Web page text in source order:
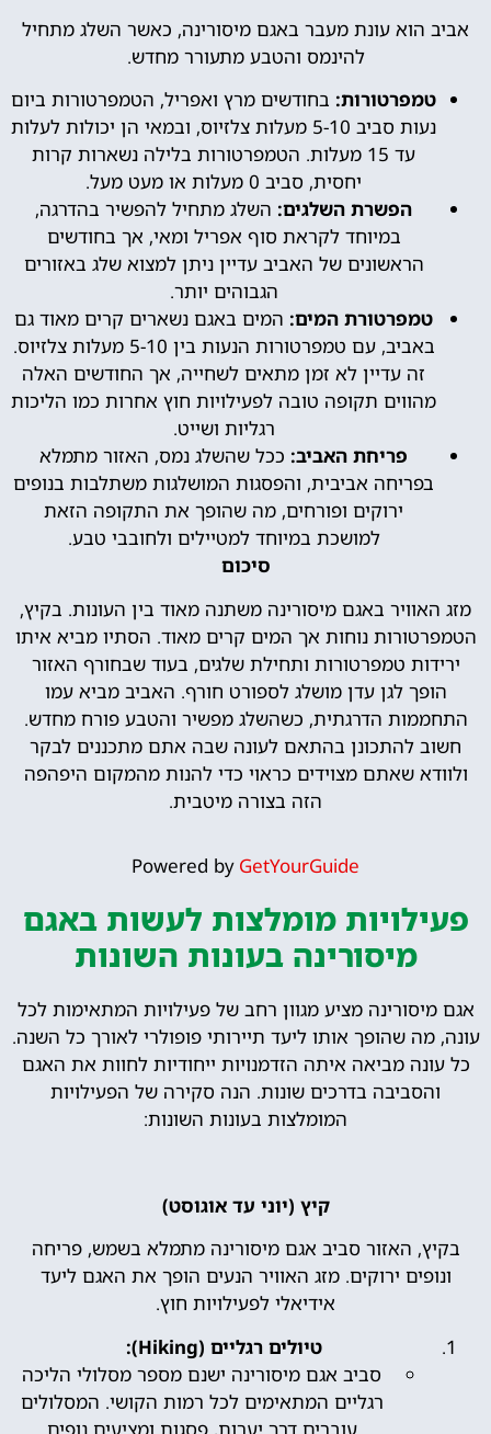
אביב הוא עונת מעבר באגם מיסורינה, כאשר השלג מתחיל
להינמס והטבע מתעורר מחדש.
טמפרטורות: בחודשים מרץ ואפריל, הטמפרטורות ביום
נעות סביב 5-10 מעלות צלזיוס, ובמאי הן יכולות לעלות
עד 15 מעלות. הטמפרטורות בלילה נשארות קרות
יחסית, סביב 0 מעלות או מעט מעל.
הפשרת השלגים: השלג מתחיל להפשיר בהדרגה,
במיוחד לקראת סוף אפריל ומאי, אך בחודשים
הראשונים של האביב עדיין ניתן למצוא שלג באזורים
הגבוהים יותר.
טמפרטורת המים: המים באגם נשארים קרים מאוד גם
באביב, עם טמפרטורות הנעות בין 5-10 מעלות צלזיוס.
זה עדיין לא זמן מתאים לשחייה, אך החודשים האלה
מהווים תקופה טובה לפעילויות חוץ אחרות כמו הליכות
רגליות ושייט.
פריחת האביב: ככל שהשלג נמס, האזור מתמלא
בפריחה אביבית, והפסגות המושלגות משתלבות בנופים
ירוקים ופורחים, מה שהופך את התקופה הזאת
למושכת במיוחד למטיילים ולחובבי טבע.
סיכום
מזג האוויר באגם מיסורינה משתנה מאוד בין העונות. בקיץ,
הטמפרטורות נוחות אך המים קרים מאוד. הסתיו מביא איתו
ירידות טמפרטורות ותחילת שלגים, בעוד שבחורף האזור
הופך לגן עדן מושלג לספורט חורף. האביב מביא עמו
התחממות הדרגתית, כשהשלג מפשיר והטבע פורח מחדש.
חשוב להתכונן בהתאם לעונה שבה אתם מתכננים לבקר
ולוודא שאתם מצוידים כראוי כדי להנות מהמקום היפהפה
הזה בצורה מיטבית.
Powered by GetYourGuide
פעילויות מומלצות לעשות באגם
מיסורינה בעונות השונות
אגם מיסורינה מציע מגוון רחב של פעילויות המתאימות לכל
עונה, מה שהופך אותו ליעד תיירותי פופולרי לאורך כל השנה.
כל עונה מביאה איתה הזדמנויות ייחודיות לחוות את האגם
והסביבה בדרכים שונות. הנה סקירה של הפעילויות
המומלצות בעונות השונות:
קיץ (יוני עד אוגוסט)
בקיץ, האזור סביב אגם מיסורינה מתמלא בשמש, פריחה
ונופים ירוקים. מזג האוויר הנעים הופך את האגם ליעד
אידיאלי לפעילויות חוץ.
טיולים רגליים (Hiking):
סביב אגם מיסורינה ישנם מספר מסלולי הליכה
רגליים המתאימים לכל רמות הקושי. המסלולים
עוברים דרך יערות, פסגות ומציעים נופים